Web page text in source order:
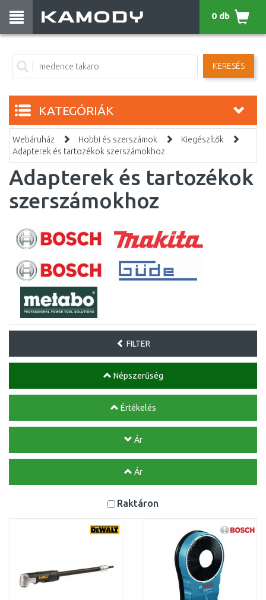
KERESÉS
0 db
KATEGÓRIÁK
Webáruház Hobbi és szerszámok
Kiegészítők
Adapterek és tartozékok szerszámokhoz
Adapterek és tartozékok
szerszámokhoz
FILTER
Népszerűség
Értékelés
Ár
Ár
Raktáron